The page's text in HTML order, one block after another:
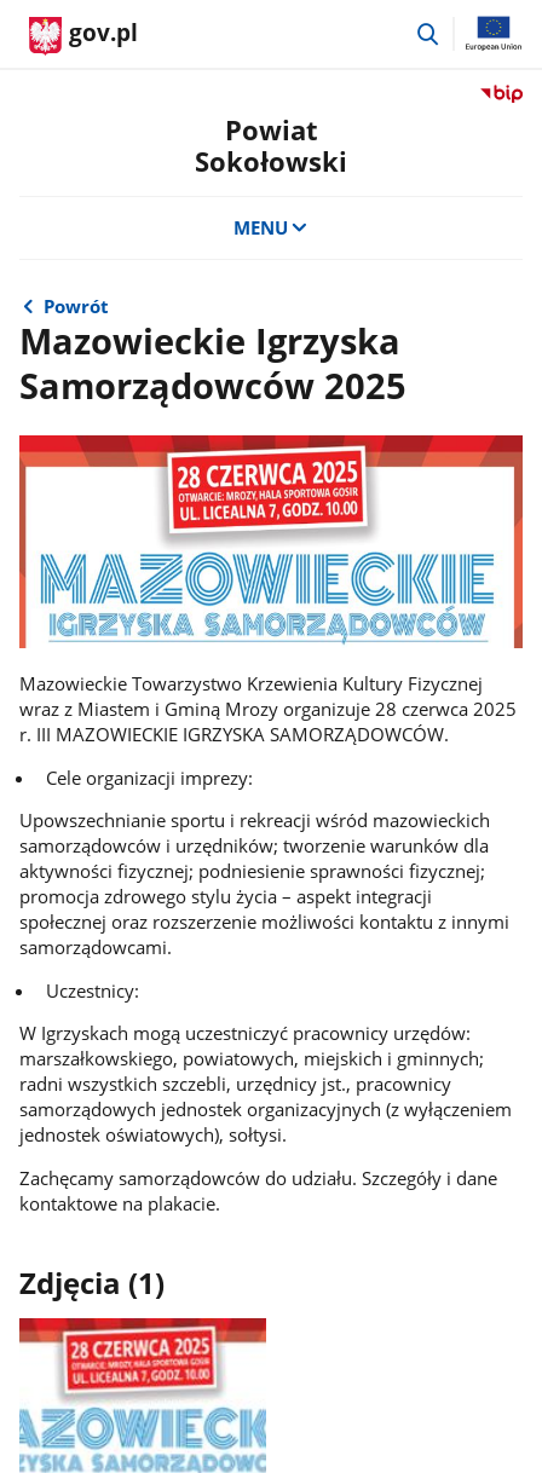
gov.pl
przejdź
Przejdź
Powiat
Sokołowski
MENU
Powrót
Mazowieckie Igrzyska
Samorządowców 2025
Mazowieckie Towarzystwo Krzewienia Kultury Fizycznej
wraz z Miastem i Gminą Mrozy organizuje 28 czerwca 2025
r. III MAZOWIECKIE IGRZYSKA SAMORZĄDOWCÓW.
Cele organizacji imprezy:
Upowszechnianie sportu i rekreacji wśród mazowieckich
samorządowców i urzędników; tworzenie warunków dla
aktywności fizycznej; podniesienie sprawności fizycznej;
promocja zdrowego stylu życia – aspekt integracji
społecznej oraz rozszerzenie możliwości kontaktu z innymi
samorządowcami.
Uczestnicy:
W Igrzyskach mogą uczestniczyć pracownicy urzędów:
marszałkowskiego, powiatowych, miejskich i gminnych;
radni wszystkich szczebli, urzędnicy jst., pracownicy
samorządowych jednostek organizacyjnych (z wyłączeniem
jednostek oświatowych), sołtysi.
Zachęcamy samorządowców do udziału. Szczegóły i dane
kontaktowe na plakacie.
Zdjęcia (1)